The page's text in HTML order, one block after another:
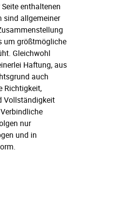
enthaltenen
sind allgemeiner
um größtmögliche
Gleichwohl
Haftung, aus
auch
Richtigkeit,
Vollständigkeit
nur
und in